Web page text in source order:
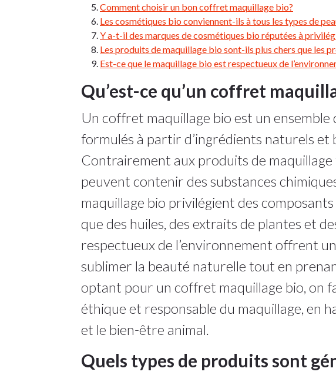
Comment choisir un bon coffret maquillage bio?
Les cosmétiques bio conviennent-ils à tous les types de
Y a-t-il des marques de cosmétiques bio réputées à
Les produits de maquillage bio sont-ils plus chers que les
Est-ce que le maquillage bio est respectueux de
Qu’est-ce qu’un coffret
Un coffret maquillage bio est un
formulés à partir d’ingrédients naturels et
Contrairement aux produits de
peuvent contenir des substances
maquillage bio privilégient des
que des huiles, des extraits de plantes et
respectueux de l’environnement offrent
sublimer la beauté naturelle tout en
optant pour un coffret maquillage bio, on
éthique et responsable du maquillage, en
et le bien-être animal.
Quels types de produits sont